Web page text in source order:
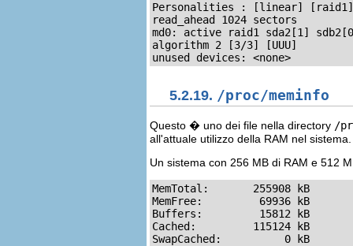
Personalities : [linear] [raid1]
read_ahead 1024 sectors
md0: active raid1 sda2[1]
algorithm 2 [3/3] [UUU]
unused devices: <none>
5.2.19. /proc/meminfo
Questo � uno dei file nella directory /
all'attuale utilizzo della RAM nel sistema.
Un sistema con 256 MB di RAM e 512
MemTotal:       255908 kB
MemFree:         69936 kB
Buffers:         15812 kB
Cached:         115124 kB
SwapCached:          0 kB